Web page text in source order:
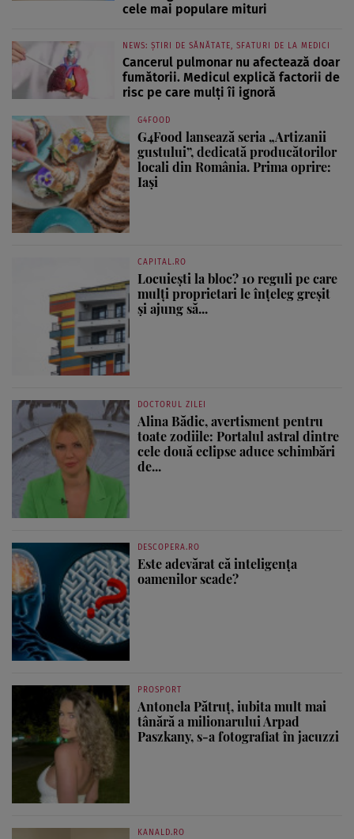
cele mai populare mituri
NEWS: ȘTIRI DE SĂNĂTATE, SFATURI DE LA MEDICI
Cancerul pulmonar nu afectează doar
fumătorii. Medicul explică factorii de
risc pe care mulți îi ignoră
G4FOOD
G4Food lansează seria „Artizanii
gustului”, dedicată producătorilor
locali din România. Prima oprire:
Iași
CAPITAL.RO
Locuiești la bloc? 10 reguli pe care
mulți proprietari le înțeleg greșit
și ajung să...
DOCTORUL ZILEI
Alina Bădic, avertisment pentru
toate zodiile: Portalul astral dintre
cele două eclipse aduce schimbări
de...
DESCOPERA.RO
Este adevărat că inteligența
oamenilor scade?
PROSPORT
Antonela Pătruț, iubita mult mai
tânără a milionarului Arpad
Paszkany, s-a fotografiat în jacuzzi
KANALD.RO